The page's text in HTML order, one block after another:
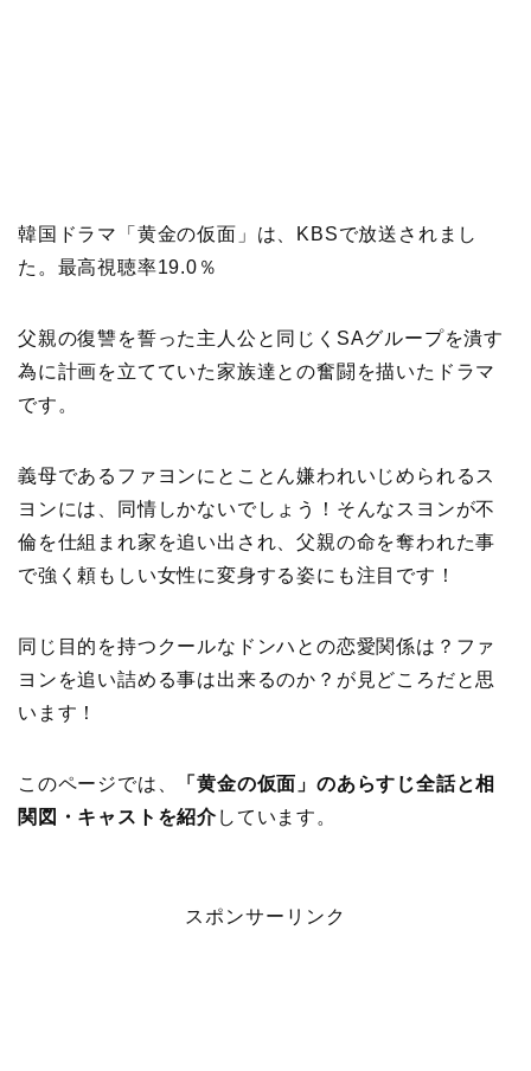
韓国ドラマ「黄金の仮面」は、KBSで放送されまし
た。最高視聴率19.0％
父親の復讐を誓った主人公と同じくSAグループを潰す
為に計画を立てていた家族達との奮闘を描いたドラマ
です。
義母であるファヨンにとことん嫌われいじめられるス
ヨンには、同情しかないでしょう！そんなスヨンが不
倫を仕組まれ家を追い出され、父親の命を奪われた事
で強く頼もしい女性に変身する姿にも注目です！
同じ目的を持つクールなドンハとの恋愛関係は？ファ
ヨンを追い詰める事は出来るのか？が見どころだと思
います！
このページでは、
「黄金の仮面」のあらすじ全話と相
関図・キャストを紹介しています。
スポンサーリンク